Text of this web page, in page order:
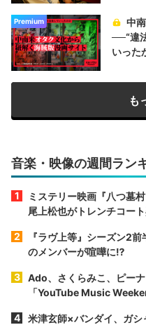
Premium
中
──“違
いった
も
音楽・映像の週間ラン
ミステリー映画『八つ墓
尾上松也がトレンチコー
『ラヴ上等』シーズン2
のメンバーが喧嘩に⁉︎
Ado、さくらみこ、ピー
「YouTube Music
米津玄師×バンダイ、ガ